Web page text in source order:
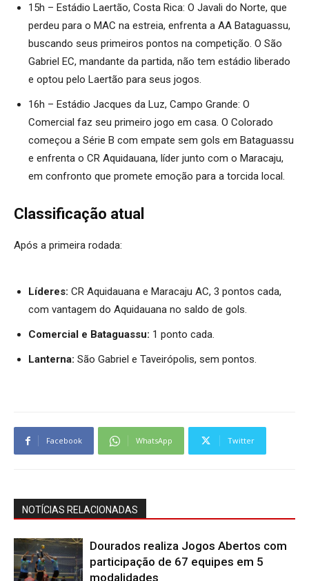
15h – Estádio Laertão, Costa Rica: O Javali do Norte, que
perdeu para o MAC na estreia, enfrenta a AA Bataguassu,
buscando seus primeiros pontos na competição. O São
Gabriel EC, mandante da partida, não tem estádio liberado
e optou pelo Laertão para seus jogos.
16h – Estádio Jacques da Luz, Campo Grande: O
Comercial faz seu primeiro jogo em casa. O Colorado
começou a Série B com empate sem gols em Bataguassu
e enfrenta o CR Aquidauana, líder junto com o Maracaju,
em confronto que promete emoção para a torcida local.
Classificação atual
Após a primeira rodada:
Líderes: CR Aquidauana e Maracaju AC, 3 pontos cada,
com vantagem do Aquidauana no saldo de gols.
Comercial e Bataguassu: 1 ponto cada.
Lanterna: São Gabriel e Taveirópolis, sem pontos.
Facebook WhatsApp Twitter
NOTÍCIAS RELACIONADAS
Dourados realiza Jogos Abertos com
participação de 67 equipes em 5
modalidades